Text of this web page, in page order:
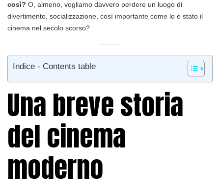
così? O, almeno, vogliamo davvero perdere un luogo di
divertimento, socializzazione, così importante come lo è stato il
cinema nel secolo scorso?
Indice - Contents table
Una breve storia
del cinema
moderno